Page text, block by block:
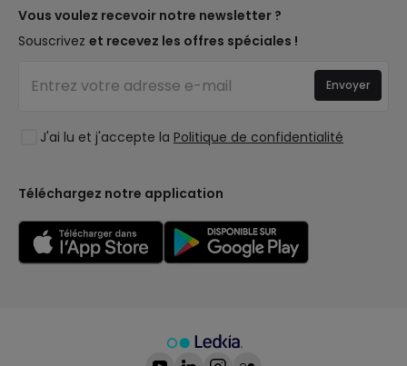
Êtes-vous un professionnel ?
Questions fréquentes (FAQ)
Éclairage pour entreprises
Marques de décoration premium
Espaces de vie
Collections
LoveYouGreen
Vous voulez recevoir notre newsletter ?
Souscrivez et recevez les offres spéciales !
J'ai lu et j'accepte la Politique de confidentialité
Envoyer
Téléchargez notre application